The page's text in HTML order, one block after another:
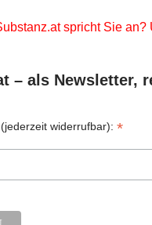
spricht Sie an?
– als Newsletter,
widerrufbar):*